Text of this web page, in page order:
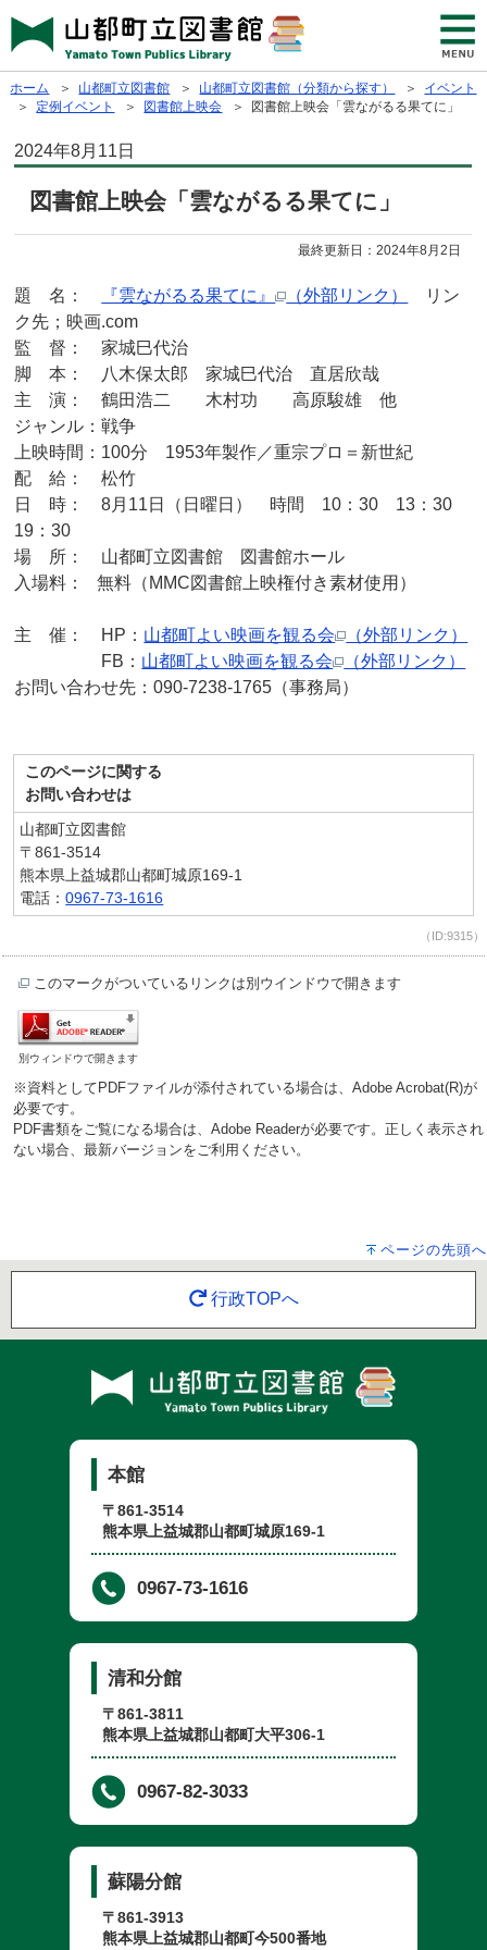
ホーム ＞ 山都町立図書館 ＞ 山都町立図書館（分類から探す） ＞ イベント
＞ 定例イベント ＞ 図書館上映会 ＞ 図書館上映会「雲ながるる果てに」
2024年8月11日
図書館上映会「雲ながるる果てに」
最終更新日：2024年8月2日
題 名： 『雲ながるる果てに』 （外部リンク）
リン
ク先；映画.com
監 督： 家城巳代治
脚 本： 八木保太郎 家城巳代治 直居欣哉
主 演： 鶴田浩二 木村功 高原駿雄 他
ジャンル：戦争
上映時間：100分 1953年製作／重宗プロ＝新世紀
配 給： 松竹
日 時： 8月11日（日曜日） 時間 10：30 13：30
19：30
場 所： 山都町立図書館 図書館ホール
入場料： 無料（MMC図書館上映権付き素材使用）
主 催： HP： 山都町よい映画を観る会
（外部リンク）
FB： 山都町よい映画を観る会
（外部リンク）
お問い合わせ先：090-7238-1765（事務局）
このページに関する
お問い合わせは
山都町立図書館
〒861-3514
熊本県上益城郡山都町城原169-1
電話：0967-73-1616
（ID:9315）
このマークがついているリンクは別ウインドウで開きます
別ウィンドウで開きます
※資料としてPDFファイルが添付されている場合は、Adobe Acrobat(R)が
必要です。
PDF書類をご覧になる場合は、Adobe Readerが必要です。正しく表示され
ない場合、最新バージョンをご利用ください。
ページの先頭へ
行政TOPへ
本館
〒861-3514
熊本県上益城郡山都町城原169-1
0967-73-1616
清和分館
〒861-3811
熊本県上益城郡山都町大平306-1
0967-82-3033
蘇陽分館
〒861-3913
熊本県上益城郡山都町今500番地